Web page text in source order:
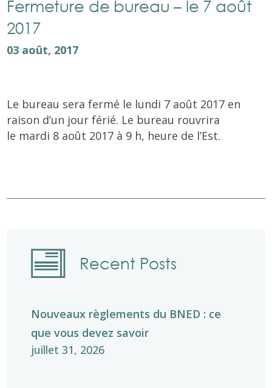
Fermeture de bureau – le 7 août
2017
03 août, 2017
Le bureau sera fermé le lundi 7 août 2017 en
raison d’un jour férié. Le bureau rouvrira
le mardi 8 août 2017 à 9 h, heure de l’Est.
Recent Posts
Nouveaux règlements du BNED : ce
que vous devez savoir
juillet 31, 2026